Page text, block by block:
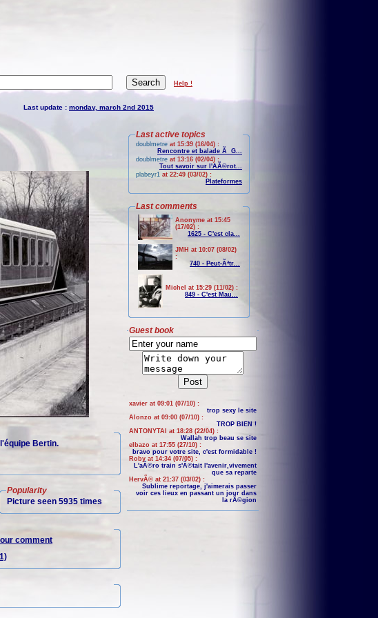
Help !
Last update : monday, march 2nd 2015
Bertin.
Popularity
Picture seen 5935 times
comment
Last active topics
doublmetre at 15:39 (16/04) :
Rencontre et balade Ã G...
doublmetre at 13:16 (02/04) :
Tout savoir sur l'AÃ©rot...
plabeyr1 at 22:49 (03/02) :
Plateformes
Last comments
Anonyme at 15:45
(17/02) :
1625 - C'est cla...
JMH at 10:07 (08/02)
:
740 - Peut-Ãªtr...
Michel at 15:29 (11/02) :
849 - C'est Mau...
Guest book
xavier at 09:01 (07/10) :
trop sexy le site
Alonzo at 09:00 (07/10) :
TROP BIEN !
ANTONYTAI at 18:28 (22/04) :
Wallah trop beau se site
elbazo at 17:55 (27/10) :
bravo pour votre site, c'est formidable !
Roby at 14:34 (07/05) :
L'aÃ©ro train s'Ã©tait l'avenir,vivement
que sa reparte
HervÃ© at 21:37 (03/02) :
Sublime reportage, j'aimerais passer
voir ces lieux en passant un jour dans
la rÃ©gion